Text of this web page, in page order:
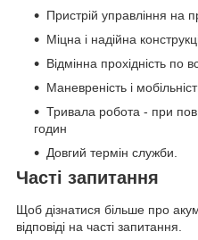
Пристрій управління на
Міцна і надійна
Відмінна прохідність по
Маневреність і
Тривала робота - при
годин
Довгий термін служби.
Часті запитання
Щоб дізнатися більше про
відповіді на часті запитання.